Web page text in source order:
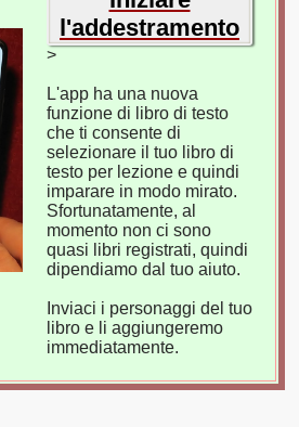
l'addestramento
>
L'app ha una nuova
funzione di libro di testo
che ti consente di
selezionare il tuo libro di
testo per lezione e quindi
imparare in modo mirato.
Sfortunatamente, al
momento non ci sono
quasi libri registrati, quindi
dipendiamo dal tuo aiuto.
Inviaci i personaggi del tuo
libro e li aggiungeremo
immediatamente.